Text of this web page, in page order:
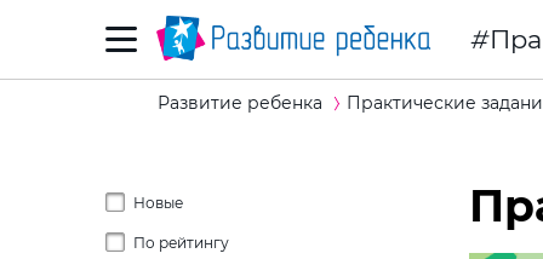
Развитие ребенка Практические
Новые
По рейтингу